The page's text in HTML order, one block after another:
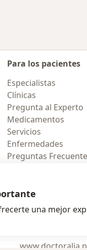
Para los pacientes
Especialistas
Clínicas
Pregunta al Experto
Medicamentos
Servicios
Enfermedades
Preguntas
se abre en
se
una mejor